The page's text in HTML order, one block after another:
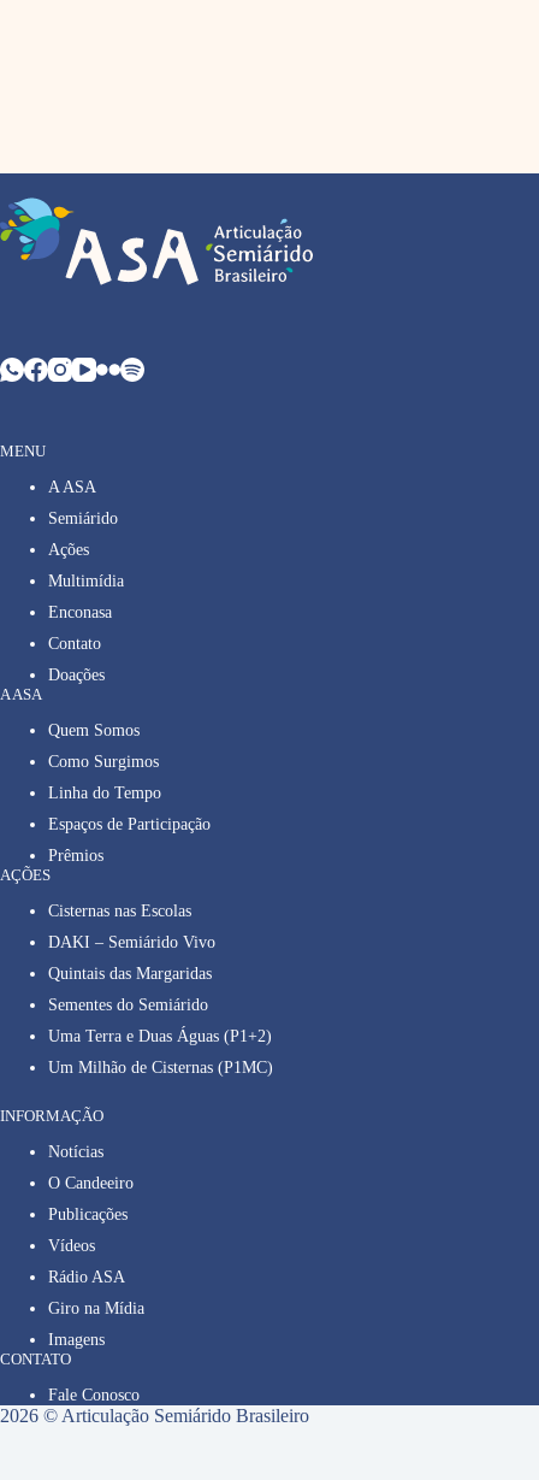
MENU
A ASA
Semiárido
Ações
Multimídia
Enconasa
Contato
Doações
A ASA
Quem Somos
Como Surgimos
Linha do Tempo
Espaços de Participação
Prêmios
AÇÕES
Cisternas nas Escolas
DAKI – Semiárido Vivo
Quintais das Margaridas
Sementes do Semiárido
Uma Terra e Duas Águas (P1+2)
Um Milhão de Cisternas (P1MC)
INFORMAÇÃO
Notícias
O Candeeiro
Publicações
Vídeos
Rádio ASA
Giro na Mídia
Imagens
CONTATO
Fale Conosco
2026 © Articulação Semiárido Brasileiro